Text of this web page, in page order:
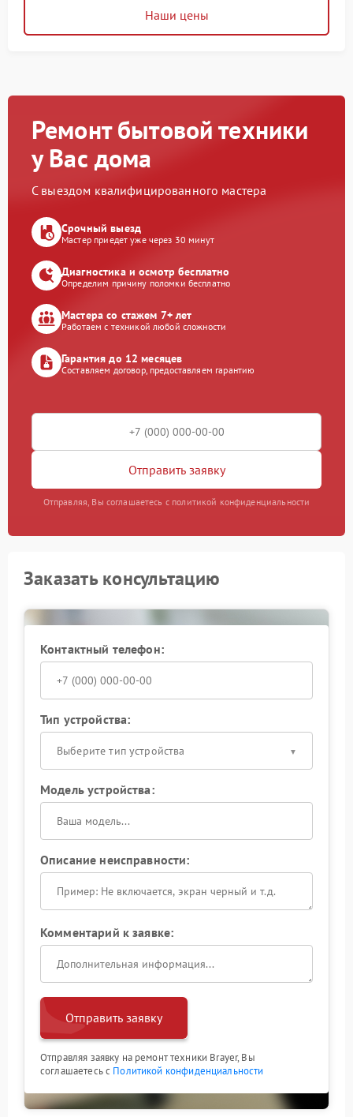
Наши цены
Ремонт бытовой техники
у Вас дома
С выездом квалифицированного мастера
Срочный выезд
Мастер приедет уже через 30 минут
Диагностика и осмотр бесплатно
Определим причину поломки бесплатно
Мастера со стажем 7+ лет
Работаем с техникой любой сложности
Гарантия до 12 месяцев
Составляем договор, предоставляем гарантию
Отправить заявку
Отправляя, Вы соглашаетесь с политикой конфиденциальности
Заказать консультацию
Контактный телефон:
Тип устройства:
Выберите тип устройства
Модель устройства:
Описание неисправности:
Комментарий к заявке:
Отправить заявку
Отправляя заявку на ремонт техники Brayer, Вы
соглашаетесь с Политикой конфиденциальности